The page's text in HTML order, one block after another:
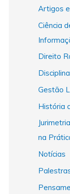
Artigos
Ciência
Direito
Gestão
História
na
Notícias